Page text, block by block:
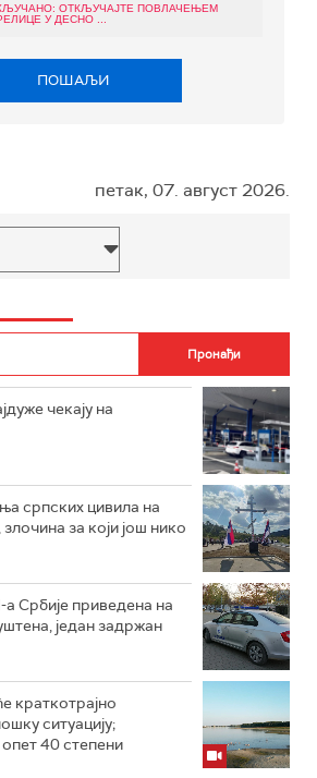
ОТКЉУЧАЈТЕ ПОВЛАЧЕЊЕМ
У ДЕСНО ...
ПОШАЉИ
петак, 07. август 2026.
чекају на
српских цивила на
за који још нико
Србије приведена на
један задржан
краткотрајно
ситуацију;
40 степени